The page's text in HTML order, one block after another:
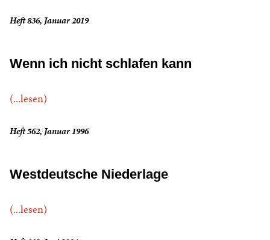
Heft 836, Januar 2019
Wenn ich nicht schlafen kann
(...lesen)
Heft 562, Januar 1996
Westdeutsche Niederlage
(...lesen)